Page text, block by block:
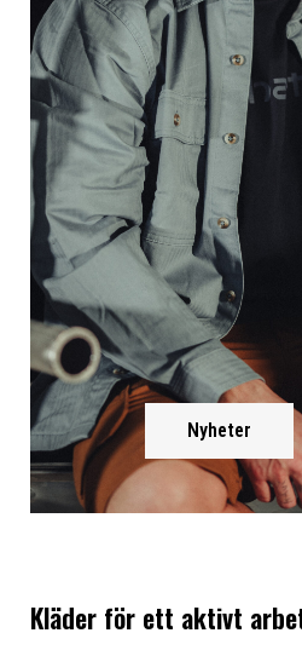
Nyheter
Kläder för ett aktivt